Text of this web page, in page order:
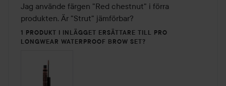
Jag använde färgen "Red chestnut" i förra
produkten. Är "Strut" jämförbar?
1 PRODUKT I INLÄGGET ERSÄTTARE TILL PRO
LONGWEAR WATERPROOF BROW SET?